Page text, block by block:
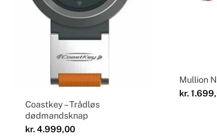
Coastkey – Trådløs
dødmandsknap
kr.4.999,00
Mullion
kr.